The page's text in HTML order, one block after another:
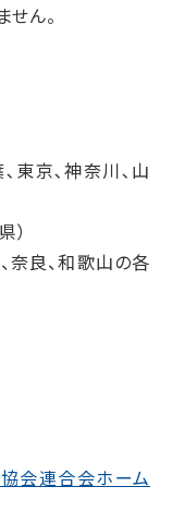
ん。
､東京､神奈川､山
）
奈良、和歌山の各
会連合会ホーム